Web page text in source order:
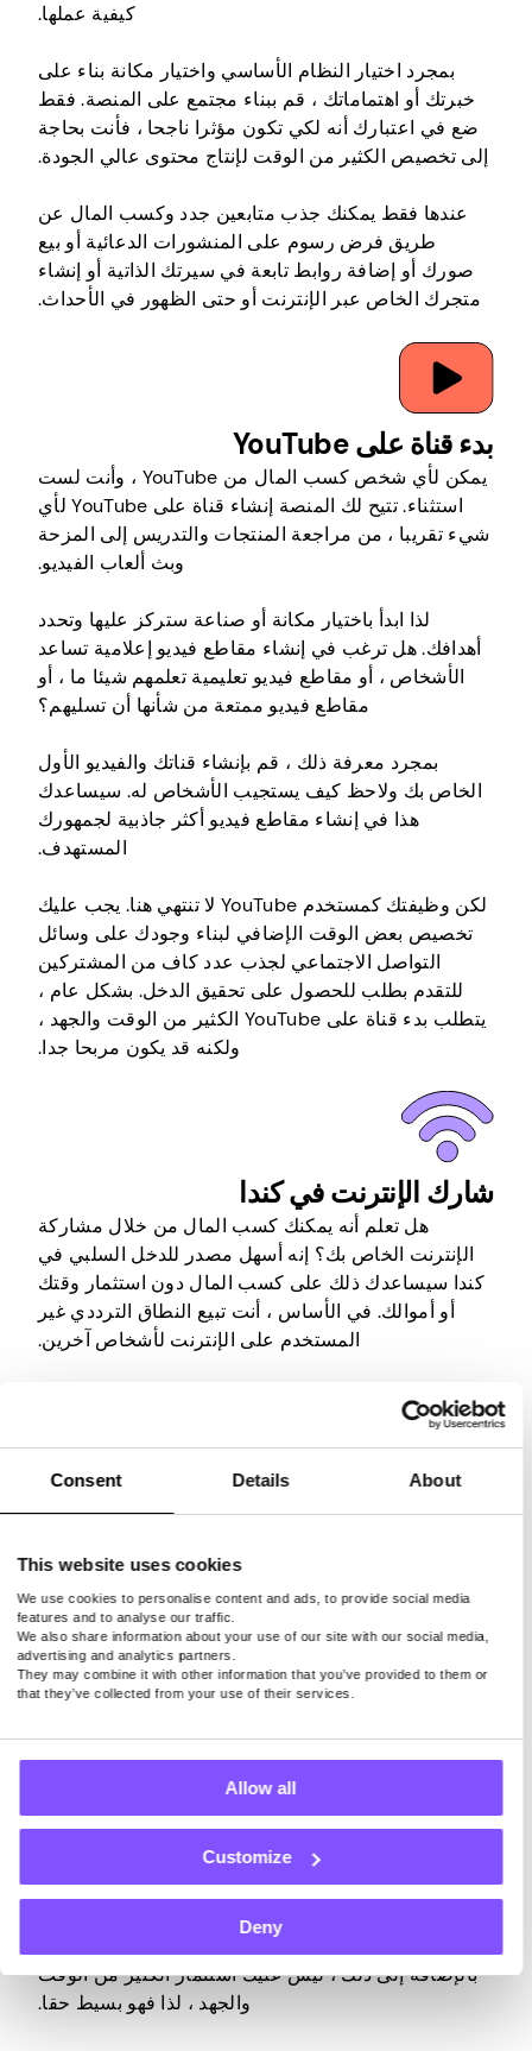
Consent Details About
This website uses cookies
We use cookies to personalise content and ads, to provide social media
features and to analyse our traffic.
We also share information about your use of our site with our social media,
advertising and analytics partners.
They may combine it with other information that you’ve provided to them or
that they’ve collected from your use of their services.
Allow all
Customize
Deny
كيفية عملها.
بمجرد اختيار النظام الأساسي واختيار مكانة بناء على
خبرتك أو اهتماماتك ، قم ببناء مجتمع على المنصة. فقط
ضع في اعتبارك أنه لكي تكون مؤثرا ناجحا ، فأنت بحاجة
إلى تخصيص الكثير من الوقت لإنتاج محتوى عالي الجودة.
عندها فقط يمكنك جذب متابعين جدد وكسب المال عن
طريق فرض رسوم على المنشورات الدعائية أو بيع
صورك أو إضافة روابط تابعة في سيرتك الذاتية أو إنشاء
متجرك الخاص عبر الإنترنت أو حتى الظهور في الأحداث.
بدء قناة على YouTube
يمكن لأي شخص كسب المال من YouTube ، وأنت لست
استثناء. تتيح لك المنصة إنشاء قناة على YouTube لأي
شيء تقريبا ، من مراجعة المنتجات والتدريس إلى المزحة
وبث ألعاب الفيديو.
لذا ابدأ باختيار مكانة أو صناعة ستركز عليها وتحدد
أهدافك. هل ترغب في إنشاء مقاطع فيديو إعلامية تساعد
الأشخاص ، أو مقاطع فيديو تعليمية تعلمهم شيئا ما ، أو
مقاطع فيديو ممتعة من شأنها أن تسليهم؟
بمجرد معرفة ذلك ، قم بإنشاء قناتك والفيديو الأول
الخاص بك ولاحظ كيف يستجيب الأشخاص له. سيساعدك
هذا في إنشاء مقاطع فيديو أكثر جاذبية لجمهورك
المستهدف.
لكن وظيفتك كمستخدم YouTube لا تنتهي هنا. يجب عليك
تخصيص بعض الوقت الإضافي لبناء وجودك على وسائل
التواصل الاجتماعي لجذب عدد كاف من المشتركين
للتقدم بطلب للحصول على تحقيق الدخل. بشكل عام ،
يتطلب بدء قناة على YouTube الكثير من الوقت والجهد ،
ولكنه قد يكون مربحا جدا.
شارك الإنترنت في كندا
هل تعلم أنه يمكنك كسب المال من خلال مشاركة
الإنترنت الخاص بك؟ إنه أسهل مصدر للدخل السلبي في
كندا سيساعدك ذلك على كسب المال دون استثمار وقتك
أو أموالك. في الأساس ، أنت تبيع النطاق الترددي غير
المستخدم على الإنترنت لأشخاص آخرين.
كل ما عليك فعله هو تثبيت تطبيق مناسب على جهاز
متصل بالإنترنت ، وإنشاء حساب ، وستقوم الشركة التي
تقف وراءه بالباقي. سيقومون بتأجير النطاق الترددي
الخاص بك للآخرين والسماح لهم باستخدامه من خلال
عنوان IP الخاص بك لأنشطة التصفح الخاصة بهم. لذلك كل
فقط ضع في اعتبارك أنه فقط باستخدام تطبيق جدير
بالثقة يشارك اتصالك بالإنترنت بشكل آمن ، يمكنك تحويل
النطاق الترددي غير المستخدم إلى نقود دون القلق بشأن
خصوصيتك أو أمانك.
المشاركة في الاستطلاعات المدفوعة
هناك طريقة أخرى سهلة لكسب المال عبر الإنترنت وهي
إكمال الاستطلاعات المدفوعة. على الرغم من أن
المدفوعات لن تجعلك ثريا ، إلا أنها ستوفر لك دفعة مالية
بالإضافة إلى ذلك ، ليس عليك استثمار الكثير من الوقت
والجهد ، لذا فهو بسيط حقا.